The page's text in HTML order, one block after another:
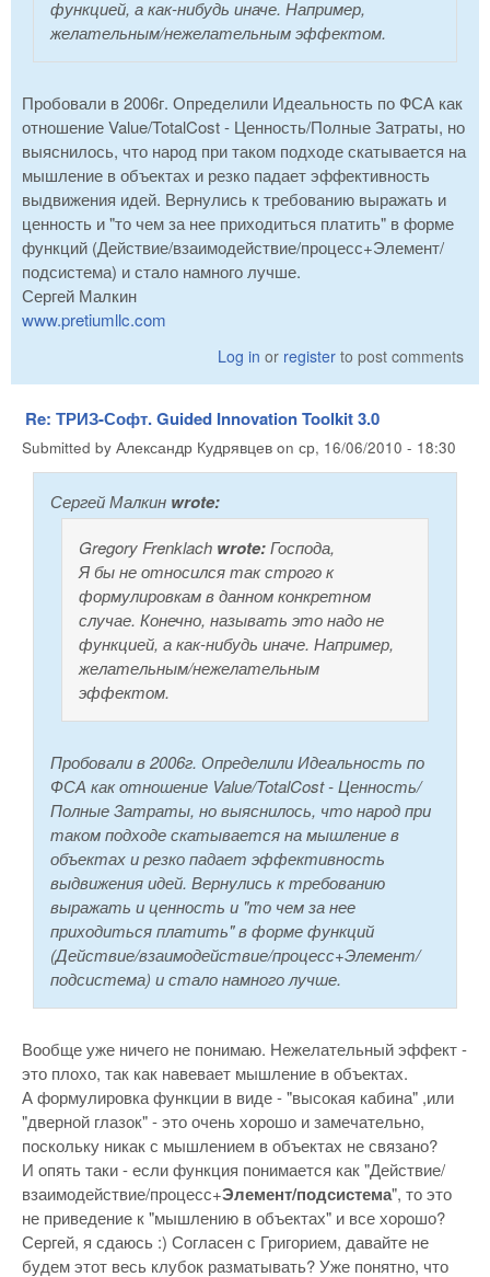
функцией, а как-нибудь иначе. Например,
желательным/нежелательным эффектом.
Пробовали в 2006г. Определили Идеальность по ФСА как
отношение Value/TotalCost - Ценность/Полные Затраты, но
выяснилось, что народ при таком подходе скатывается на
мышление в объектах и резко падает эффективность
выдвижения идей. Вернулись к требованию выражать и
ценность и "то чем за нее приходиться платить" в форме
функций (Действие/взаимодействие/процесс+Элемент/
подсистема) и стало намного лучше.
Сергей Малкин
www.pretiumllc.com
Log in or register to post comments
Re: ТРИЗ-Софт. Guided Innovation Toolkit 3.0
Submitted by Александр Кудрявцев on ср, 16/06/2010 - 18:30
Сергей Малкин wrote:
Gregory Frenklach wrote:Господа,
Я бы не относился так строго к
формулировкам в данном конкретном
случае. Конечно, называть это надо не
функцией, а как-нибудь иначе. Например,
желательным/нежелательным
эффектом.
Пробовали в 2006г. Определили Идеальность по
ФСА как отношение Value/TotalCost - Ценность/
Полные Затраты, но выяснилось, что народ при
таком подходе скатывается на мышление в
объектах и резко падает эффективность
выдвижения идей. Вернулись к требованию
выражать и ценность и "то чем за нее
приходиться платить" в форме функций
(Действие/взаимодействие/процесс+Элемент/
подсистема) и стало намного лучше.
Вообще уже ничего не понимаю. Нежелательный эффект -
это плохо, так как навевает мышление в объектах.
А формулировка функции в виде - "высокая кабина" ,или
"дверной глазок" - это очень хорошо и замечательно,
поскольку никак с мышлением в объектах не связано?
И опять таки - если функция понимается как "Действие/
взаимодействие/процесс+Элемент/подсистема", то это
не приведение к "мышлению в объектах" и все хорошо?
Сергей, я сдаюсь :) Согласен с Григорием, давайте не
будем этот весь клубок разматывать? Уже понятно, что